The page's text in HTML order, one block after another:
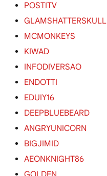
POSTITV
GLAMSHATTERSKULL
MCMONKEYS
KIWAD
INFODIVERSAO
ENDOTTI
EDUIY16
DEEPBLUEBEARD
ANGRYUNICORN
BIGJIMID
AEONKNIGHT86